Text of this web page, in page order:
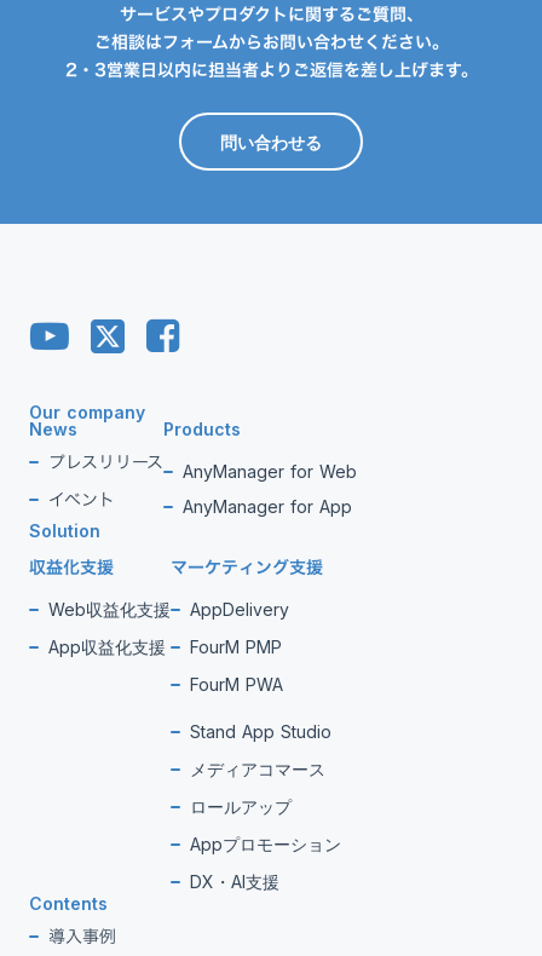
サービスやプロダクトに関するご質問、
ご相談はフォームからお問い合わせください。
2・3営業日以内に担当者よりご返信を差し上げます。
問い合わせる
Our company
News
プレスリリース
イベント
Products
AnyManager for Web
AnyManager for App
Solution
収益化支援
Web収益化支援
App収益化支援
マーケティング支援
AppDelivery
FourM PMP
FourM PWA
Stand App Studio
メディアコマース
ロールアップ
Appプロモーション
DX・AI支援
Contents
導入事例